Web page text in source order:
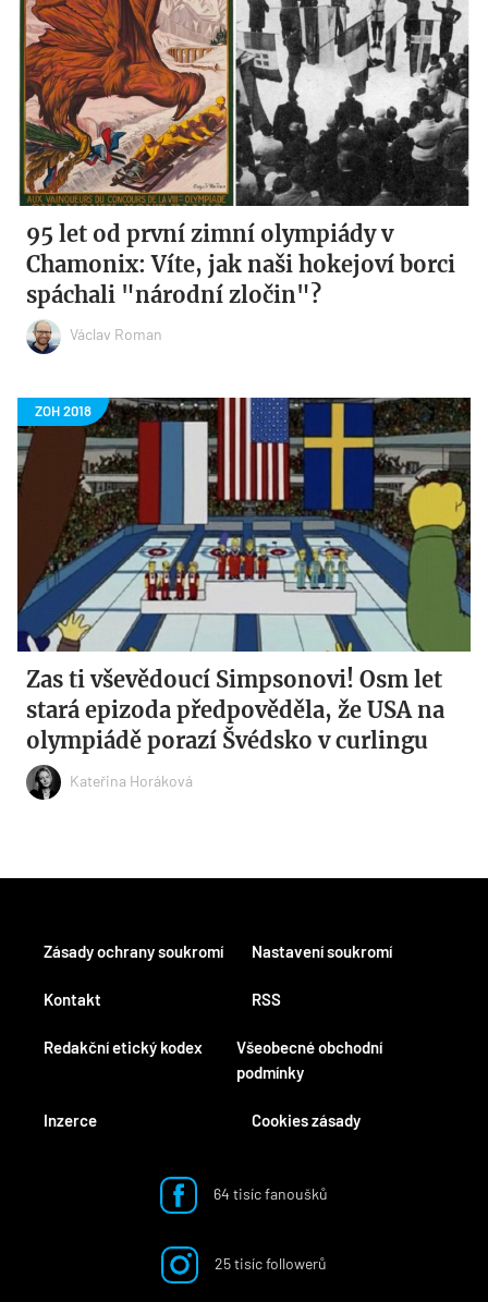
95 let od první zimní olympiády v
Chamonix: Víte, jak naši hokejoví borci
spáchali "národní zločin"?
Václav Roman
Zas ti vševědoucí Simpsonovi! Osm let
stará epizoda předpověděla, že USA na
olympiádě porazí Švédsko v curlingu
Kateřina Horáková
Kontakt
Redakční etický kodex
Inzerce
RSS
Všeobecné obchodní
podmínky
Cookies zásady
Zásady ochrany soukromí Nastavení soukromí
64 tisíc fanoušků
25 tisíc followerů